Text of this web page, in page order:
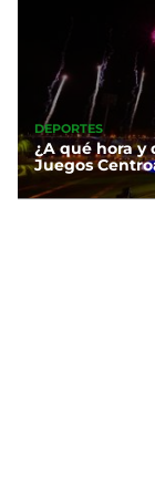
DEPORTES
¿A qué hora y
Juegos